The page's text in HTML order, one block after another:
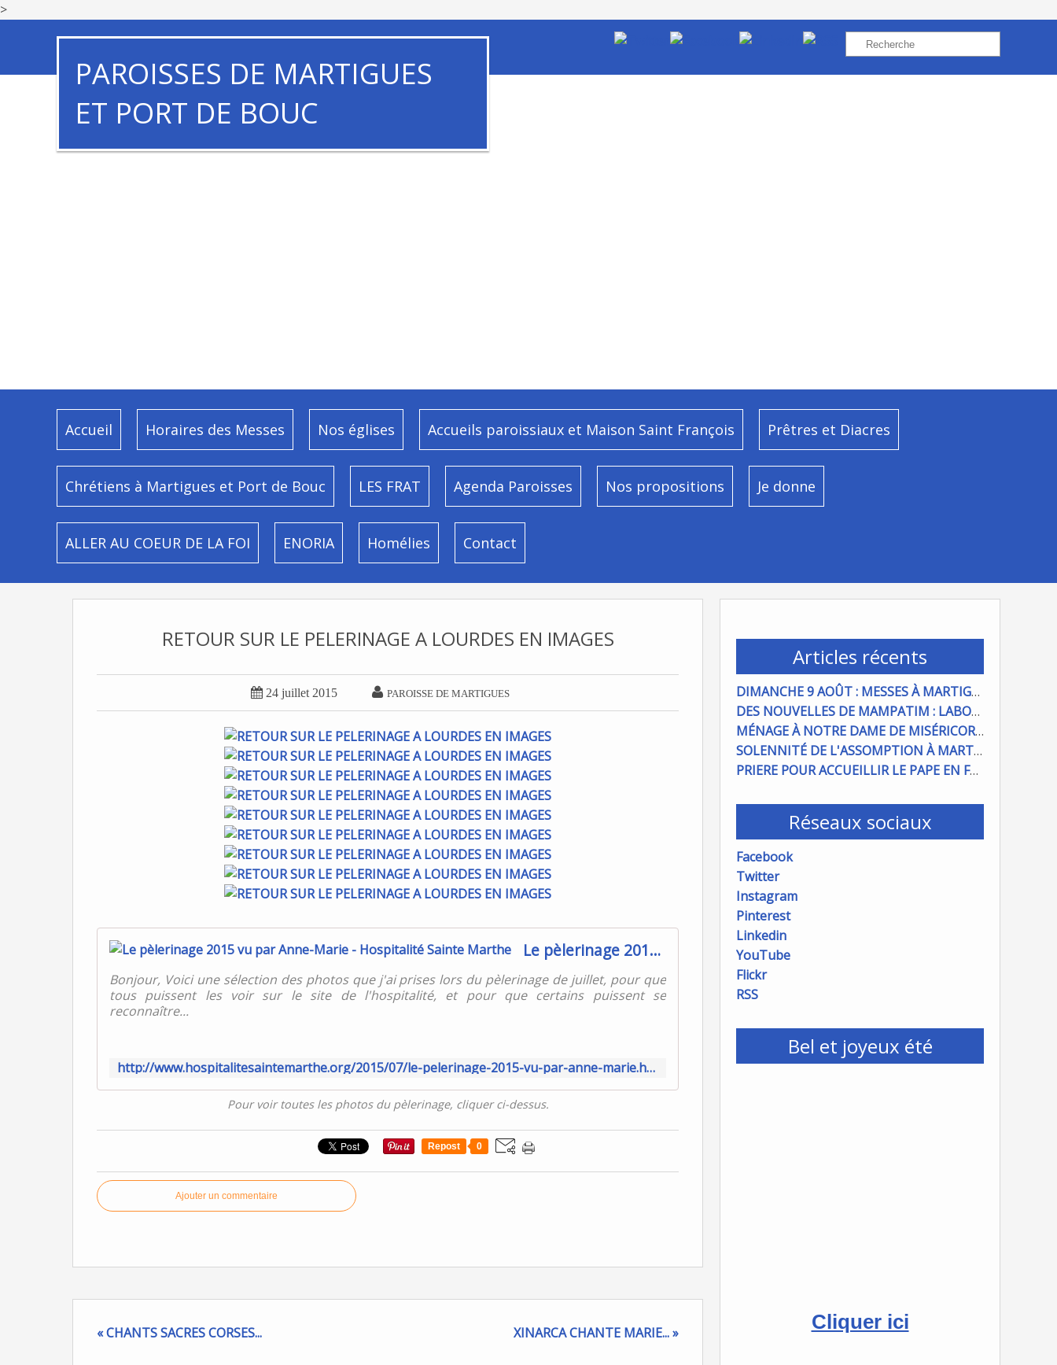
>
PAROISSES DE MARTIGUES
ET PORT DE BOUC
Accueil Horaires des Messes Nos églises Accueils paroissiaux et Maison Saint François Prêtres et Diacres
Chrétiens à Martigues et Port de Bouc LES FRAT Agenda Paroisses Nos propositions Je donne
ALLER AU COEUR DE LA FOI ENORIA Homélies Contact
Articles récents
DIMANCHE 9 AOÛT : MESSES À MARTIGUES ET PORT DE BOUC
DES NOUVELLES DE MAMPATIM : LABOUR DU CHAMP PAROISSIAL
MÉNAGE À NOTRE DAME DE MISÉRICORDE : ON COMPTE SUR VOUS !
SOLENNITÉ DE L'ASSOMPTION À MARTIGUES ET PORT DE BOUC
PRIERE POUR ACCUEILLIR LE PAPE EN FRANCE
Réseaux sociaux
Facebook
Twitter
Instagram
Pinterest
Linkedin
YouTube
Flickr
RSS
Bel et joyeux été
Cliquer ici
RETOUR SUR LE PELERINAGE A LOURDES EN IMAGES
 24 juillet 2015  PAROISSE DE MARTIGUES
Le pèlerinage 2015 vu par Anne-Marie - Hospitalité Sainte Marthe
Bonjour, Voici une sélection des photos que j'ai prises lors du pèlerinage de juillet, pour que
tous puissent les voir sur le site de l'hospitalité, et pour que certains puissent se
reconnaître...
http://www.hospitalitesaintemarthe.org/2015/07/le-pelerinage-2015-vu-par-anne-marie.html
Pour voir toutes les photos du pèlerinage, cliquer ci-dessus.
Repost 0
Ajouter un commentaire
« CHANTS SACRES CORSES... XINARCA CHANTE MARIE... »